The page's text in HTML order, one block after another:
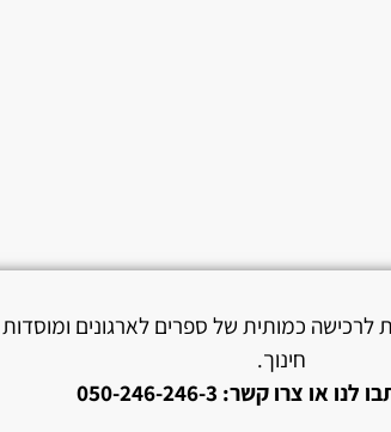
לרכישה כמותית של ספרים לארגונים ומוסדות
חינוך.
או צרו קשר: 050-246-246-3